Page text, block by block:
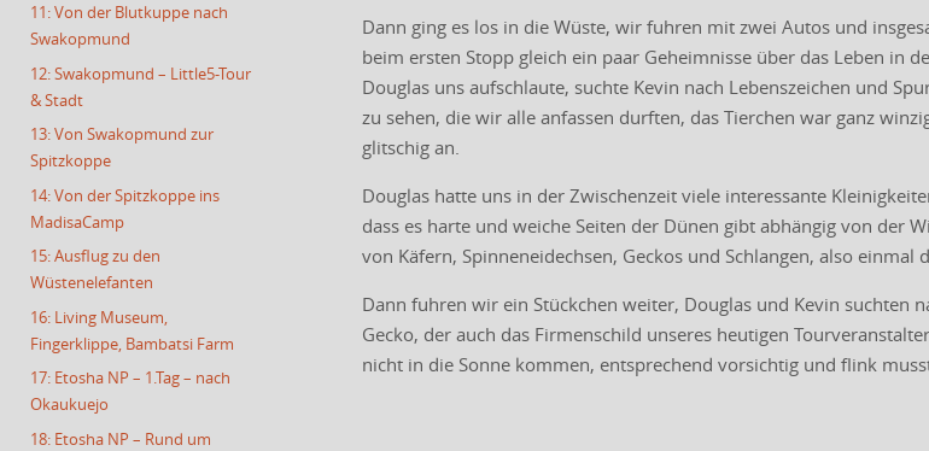
Dann ging es los in die Wüste, wir fuhren mit zwei Autos und
beim ersten Stopp gleich ein paar Geheimnisse über das Leben in
Douglas uns aufschlaute, suchte Kevin nach Lebenszeichen und
zu sehen, die wir alle anfassen durften, das Tierchen war ganz
glitschig an.
Douglas hatte uns in der Zwischenzeit viele interessante
dass es harte und weiche Seiten der Dünen gibt abhängig von der
von Käfern, Spinneneidechsen, Geckos und Schlangen, also
Dann fuhren wir ein Stückchen weiter, Douglas und Kevin suchten
Gecko, der auch das Firmenschild unseres heutigen
nicht in die Sonne kommen, entsprechend vorsichtig und flink
11: Von der Blutkuppe nach
Swakopmund
12: Swakopmund – Little5-Tour
& Stadt
13: Von Swakopmund zur
Spitzkoppe
14: Von der Spitzkoppe ins
MadisaCamp
15: Ausflug zu den
Wüstenelefanten
16: Living Museum,
Fingerklippe, Bambatsi Farm
17: Etosha NP – 1.Tag – nach
Okaukuejo
18: Etosha NP – Rund um